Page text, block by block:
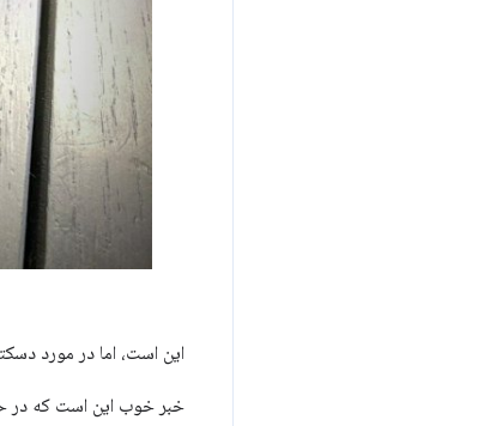
این است، اما در مورد
خبر خوب این است که